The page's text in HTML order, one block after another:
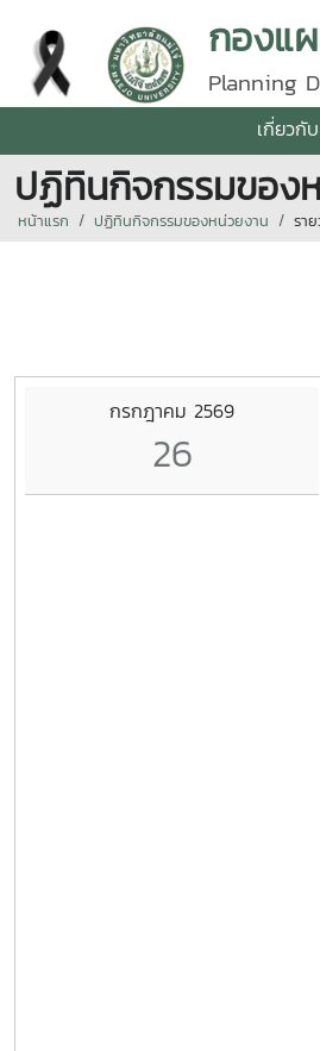
กองแ
Planning
เกี่ยวกั
ปฏิทินกิจกรรมของ
หน้าแรก ปฏิทินกิจกรรมของหน่วยงาน รา
กรกฎาคม 2569
26